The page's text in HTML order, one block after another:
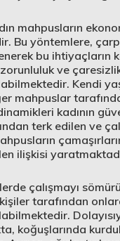
mahpusların
yöntemlere,
bu
ve
Kendi
mahpuslar
kadının
terk edilen ve
ilişkisi
çalışmayı
kişiler tarafından
koğuşlarında